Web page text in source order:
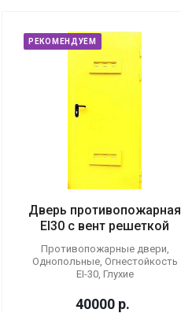
РЕКОМЕНДУЕМ
Дверь противопожарная
EI30 с вент решеткой
Противопожарные двери,
Однопольные, Огнестойкость
EI-30, Глухие
40000 р.